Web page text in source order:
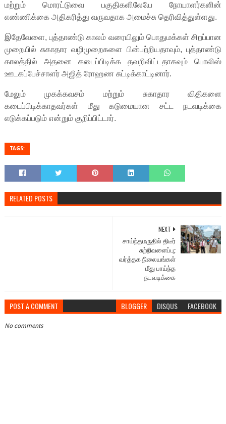
மற்றும் மொரட்டுவை பகுதிகளிலேயே நோயாளர்களின்
எண்ணிக்கை அதிகரித்து வருவதாக அமைச்சு தெரிவித்துள்ளது.
இதேவேளை, புத்தாண்டு காலம் வரையிலும் பொதுமக்கள் சிறப்பான
முறையில் சுகாதார வழிமுறைகளை பின்பற்றியதாவும், புத்தாண்டு
காலத்தில் அதனை கடைப்பிடிக்க தவறிவிட்டதாகவும் பொலிஸ்
ஊடகப்பேச்சாளர் அஜித் ரோஹண சுட்டிக்காட்டினார்.
மேலும் முகக்கவசம் மற்றும் சுகாதார விதிகளை
கடைப்பிடிக்காதவர்கள் மீது கடுமையான சட்ட நடவடிக்கை
எடுக்கப்படும் என்றும் குறிப்பிட்டார்.
TAGS:
RELATED POSTS
NEXT
சாய்ந்தமருதில் திடீர்
சுற்றிவளைப்பு;
வர்த்தக நிலையங்கள்
மீது பாய்ந்த
நடவடிக்கை
POST A COMMENT BLOGGER DISQUS FACEBOOK
No comments